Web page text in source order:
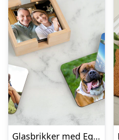
Glasbrikker med Eget Foto – 6-pak